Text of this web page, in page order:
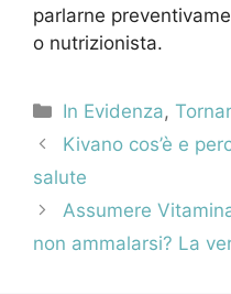
parlarne
o nutrizionista.
Categorie
In Evidenza,
Navigazione
articolo
Kivano cos’è e
salute
Assumere
non ammalarsi? La